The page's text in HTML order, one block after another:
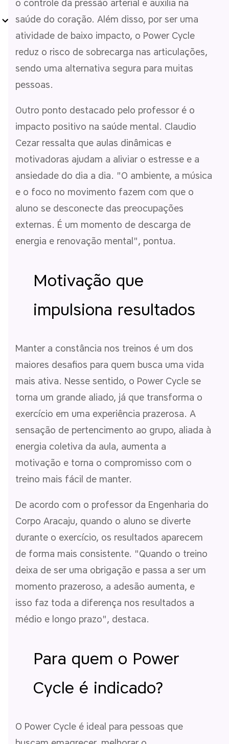
o controle da pressão arterial e auxilia na
saúde do coração. Além disso, por ser uma
atividade de baixo impacto, o Power Cycle
reduz o risco de sobrecarga nas articulações,
sendo uma alternativa segura para muitas
pessoas.
Outro ponto destacado pelo professor é o
impacto positivo na saúde mental. Claudio
Cezar ressalta que aulas dinâmicas e
motivadoras ajudam a aliviar o estresse e a
ansiedade do dia a dia. "O ambiente, a música
e o foco no movimento fazem com que o
aluno se desconecte das preocupações
externas. É um momento de descarga de
energia e renovação mental", pontua.
Motivação que
impulsiona resultados
Manter a constância nos treinos é um dos
maiores desafios para quem busca uma vida
mais ativa. Nesse sentido, o Power Cycle se
torna um grande aliado, já que transforma o
exercício em uma experiência prazerosa. A
sensação de pertencimento ao grupo, aliada à
energia coletiva da aula, aumenta a
motivação e torna o compromisso com o
treino mais fácil de manter.
De acordo com o professor da Engenharia do
Corpo Aracaju, quando o aluno se diverte
durante o exercício, os resultados aparecem
de forma mais consistente. "Quando o treino
deixa de ser uma obrigação e passa a ser um
momento prazeroso, a adesão aumenta, e
isso faz toda a diferença nos resultados a
médio e longo prazo", destaca.
Para quem o Power
Cycle é indicado?
O Power Cycle é ideal para pessoas que